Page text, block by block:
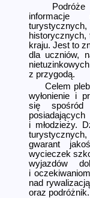
informacje
historycznych,
kraju. Jest to
dla uczniów,
z przygodą.
Celem
wyłonienie i
się spośród
i młodzieży.
gwarant
wycieczek
wyjazdów
i
nad
oraz podróżnik.